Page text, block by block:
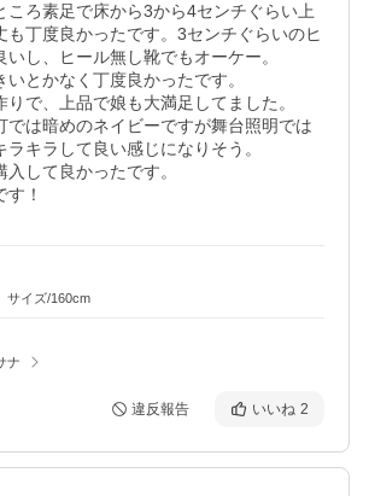
ころ素足で床から3から4センチぐらい上
も丁度良かったです。3センチぐらいのヒ
いし、ヒール無し靴でもオーケー。
とかなく丁度良かったです。
りで、上品で娘も大満足してました。
では暗めのネイビーですが舞台照明では
ラキラして良い感じになりそう。
して良かったです。
！
サイズ/160cm
ナ
違反報告 いいね 2